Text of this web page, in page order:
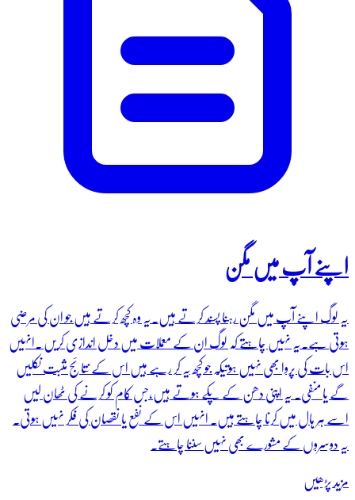
اپنے آپ میں مگن
یہ لوگ اپنے آپ میں مگن رہنا پسند کرتے ہیں۔یہ وہ کچھ کرتے ہیں جو ان کی مرضی
ہوتی ہے۔یہ نہیں چاہتے کہ لوگ ان کے معملات میں دخل اندازی کریں ۔انہیں
اس بات کی پروا بھی نہیں ہوتیکہ جو کچھ یہ کر رہے ہیں اس کے نتائج مثبت نکلیں
گے یا منفی۔ یہ اپنی دھن کے پکے ہوتے ہیں،جس کام کو کرنے کی ٹھان لیں
اسے ہر ہال میں کرنا چاہتے ہیں۔ انہیں اس کے نفع یا نقصان کی فکر نہیں ہوتی۔
یہ دوسروں کے مشورے بھی نہیں سننا چاہتے۔
مزید پڑھیں